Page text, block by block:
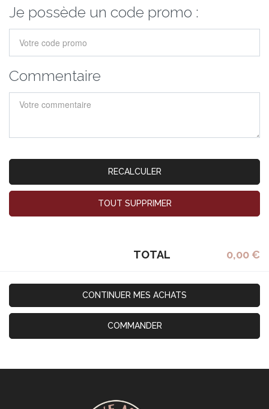
Je possède un code promo :
Commentaire
RECALCULER
TOUT SUPPRIMER
TOTAL 0,00 €
CONTINUER MES ACHATS
COMMANDER